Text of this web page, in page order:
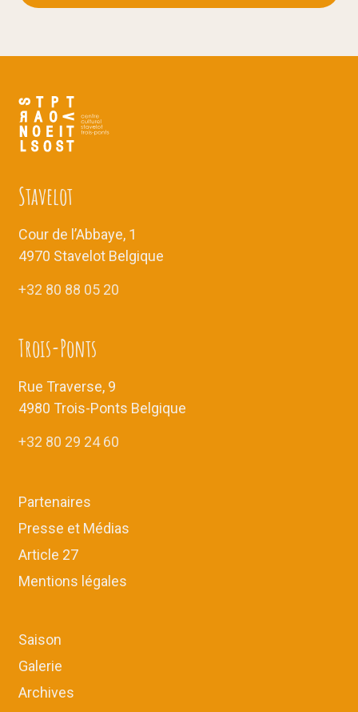
Stavelot
Cour de l’Abbaye, 1
4970 Stavelot Belgique
+32 80 88 05 20
Trois-Ponts
Rue Traverse, 9
4980 Trois-Ponts Belgique
+32 80 29 24 60
Partenaires
Presse et Médias
Article 27
Mentions légales
Saison
Galerie
Archives